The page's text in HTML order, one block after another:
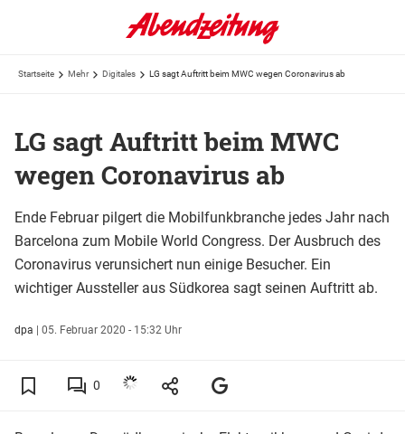
Startseite Mehr Digitales LG sagt Auftritt beim MWC wegen Coronavirus ab
LG sagt Auftritt beim MWC
wegen Coronavirus ab
Ende Februar pilgert die Mobilfunkbranche jedes Jahr nach
Barcelona zum Mobile World Congress. Der Ausbruch des
Coronavirus verunsichert nun einige Besucher. Ein
wichtiger Aussteller aus Südkorea sagt seinen Auftritt ab.
dpa | 05. Februar 2020 - 15:32 Uhr
0